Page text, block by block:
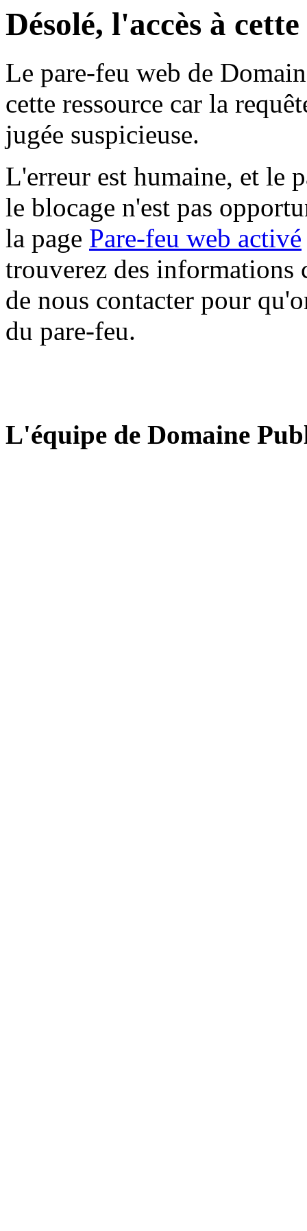
Désolé, l'accès à
Le pare-feu web de
cette ressource car la
jugée suspicieuse.
L'erreur est humaine, et le
le blocage n'est pas
la page Pare-feu web activé
trouverez des informations
de nous contacter pour
du pare-feu.
L'équipe de Domaine